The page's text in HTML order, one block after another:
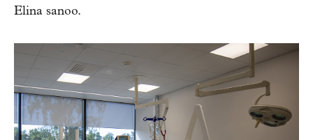
Elina sanoo.